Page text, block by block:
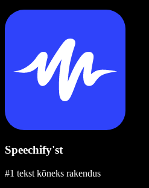
Speechify'st
#1 tekst kõneks rakendus